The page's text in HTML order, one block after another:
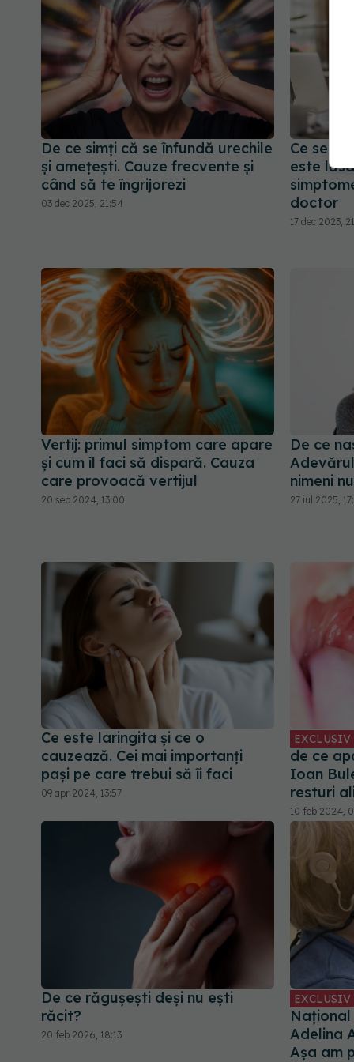
De ce simți că se înfundă urechile
și amețești. Cauze frecvente și
când să te îngrijorezi
03 dec 2025, 21:54
Ce se
este
doctor
17 dec 2023,
Vertij: primul simptom care apare
și cum îl faci să dispară. Cauza
care provoacă vertijul
20 sep 2024, 13:00
De ce
nimeni
27 iul 2025,
Ce este laringita și ce o
cauzează. Cei mai importanți
pași pe care trebui să îi faci
09 apr 2024, 13:57
EXCLUSIV
de ce
Ioan
resturi
10 feb 2024,
De ce răgușești deși nu ești
răcit?
20 feb 2026, 18:13
EXCLUSIV
Național
Adelina
Așa am